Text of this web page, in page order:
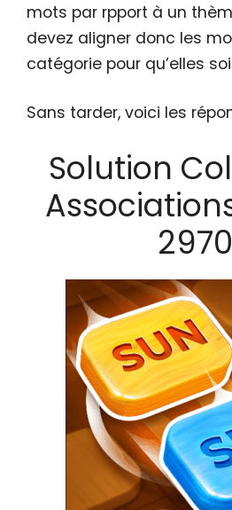
mots par rpport à un
devez aligner donc les
catégorie pour qu’elles
Sans tarder, voici les
Solution